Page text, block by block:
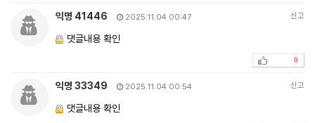
익명 41446 2025.11.04 00:47 신고
댓글내용 확인
0
익명 33349 2025.11.04 00:54 신고
댓글내용 확인